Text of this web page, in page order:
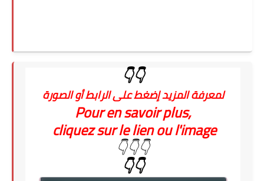
👇👇
لمعرفة المزيد إضغط على الرابط أو الصورة
Pour en savoir plus,
cliquez sur le lien ou l'image
👇👇👇
👇👇